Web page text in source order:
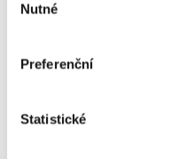
souhlasu
Nutné
Preferenční
Statistické